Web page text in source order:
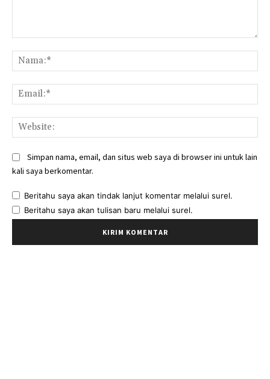
Simpan nama, email, dan situs web saya di browser ini untuk lain
kali saya berkomentar.
Beritahu saya akan tindak lanjut komentar melalui surel.
Beritahu saya akan tulisan baru melalui surel.